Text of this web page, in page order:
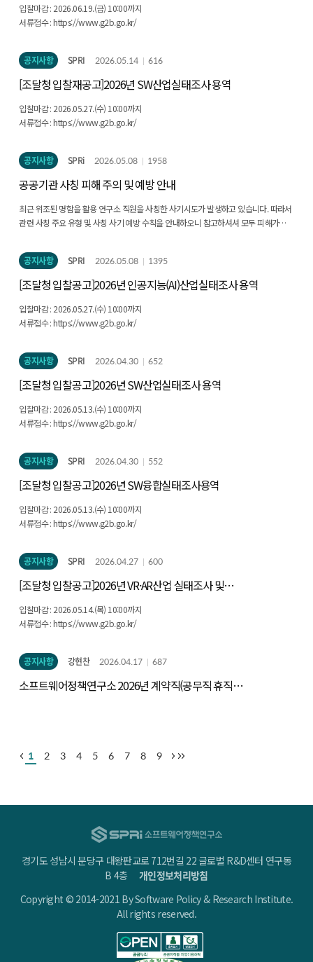
입찰마감 : 2026.06.19.(금) 10:00까지
서류접수 : https://www.g2b.go.kr/
공지사항 SPRI 2026.05.14 616
[조달청 입찰재공고]2026년 SW산업실태조사 용역
입찰마감 : 2026.05.27.(수) 10:00까지
서류접수 : https://www.g2b.go.kr/
공지사항 SPRi 2026.05.08 1958
공공기관 사칭 피해 주의 및 예방 안내
최근 위조된 명함을 활용 연구소 직원을 사칭한 사기시도가 발생하고 있습니다. 따라서
관련 사칭 주요 유형 및 사칭 사기 예방 수칙을 안내하오니 참고하셔셔 모두 피해가
계약현황을 통해 낙찰업체 확인 후, 인터넷 포털을 이용해 전화번호 검색 - 실제
공고명이나 사업명을 언급하며 발주처 담당자를 사칭해 실무자 전화번호 확보 -
발주처를 사칭해 대리구매, 보험 가입, 금융상품 설명회 참석 등을 유도 - 수의계약 체결
금액을 통장으로 입금 유도 - 업체에 방문하여 통장으로 입금 유도 [공공기관 사칭 사기
4대 피해예방수칙] 1. 내선번호 확인 : 명함의 내선번호가 실제 소속 기관의 것인지
해당기관 홈페이지에서 점검 2. 발신처/공문 진위 확인 : 의심스러운 경우 해당 부서에
공지사항 SPRI 2026.05.08 1395
[조달청 입찰공고]2026년 인공지능(AI)산업실태조사 용역
입찰마감 : 2026.05.27.(수) 10:00까지
서류접수 : https://www.g2b.go.kr/
공지사항 SPRI 2026.04.30 652
[조달청 입찰공고]2026년 SW산업실태조사 용역
입찰마감 : 2026.05.13.(수) 10:00까지
서류접수 : https://www.g2b.go.kr/
공지사항 SPRI 2026.04.30 552
[조달청 입찰공고]2026년 SW융합실태조사용역
입찰마감 : 2026.05.13.(수) 10:00까지
서류접수 : https://www.g2b.go.kr/
공지사항 SPRI 2026.04.27 600
[조달청 입찰공고]2026년 VR·AR산업 실태조사 및
가상융합산업 실태조사(시범) 용역
입찰마감 : 2026.05.14.(목) 10:00까지
서류접수 : https://www.g2b.go.kr/
공지사항 강현찬 2026.04.17 687
소프트웨어정책연구소 2026년 계약직(공무직 휴직
1 2 3 4 5 6 7 8 9
경기도 성남시 분당구 대왕판교로 712번길 22 글로벌 R&D센터 연구동
B 4층개인정보처리방침
Copyright © 2014-2021 By Software Policy & Research Institute.
All rights reserved.